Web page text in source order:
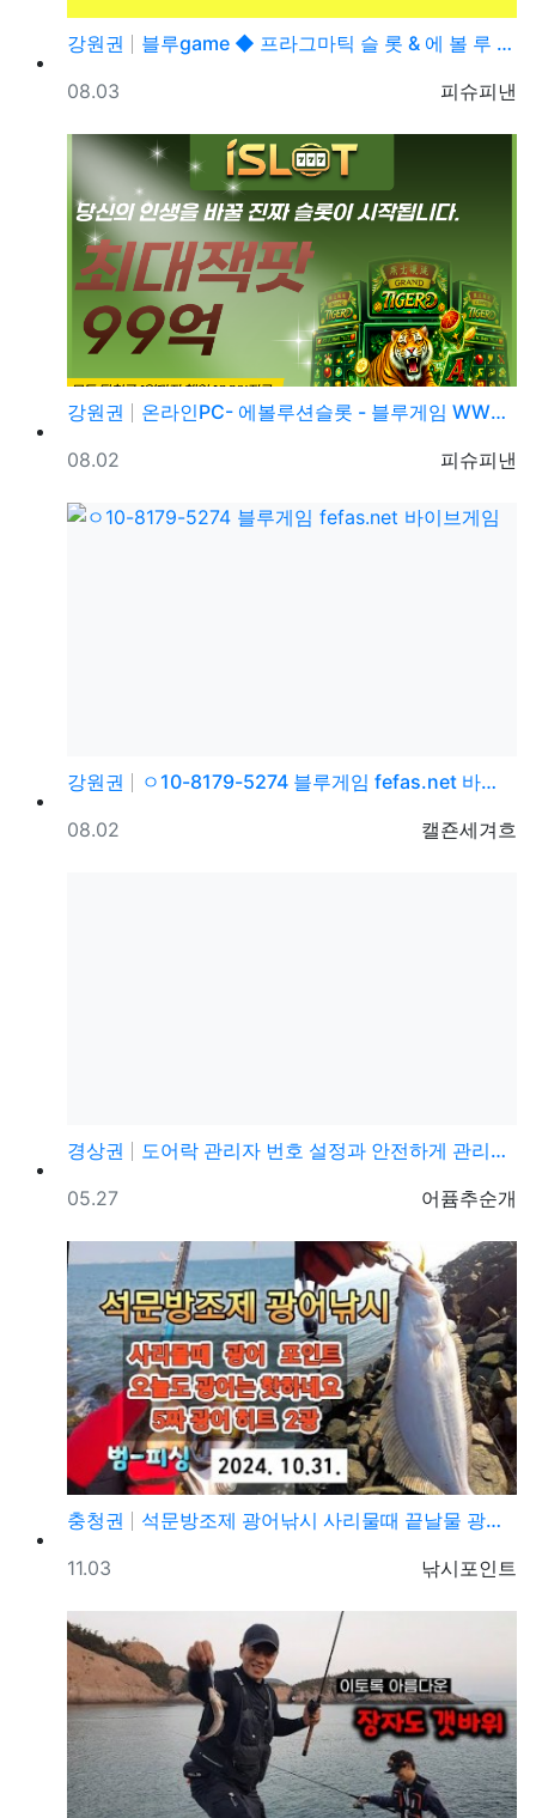
강원권
블루game ◆ 프라그마틱 슬 롯 & 에 볼 루 션 ◆…
등록자
피슈피낸
등록일
08.03
강원권
온라인PC- 에볼루션슬롯 - 블루게임 WWW.fefas…
등록자
피슈피낸
등록일
08.02
강원권
ㅇ10-8179-5274 블루게임 fefas.net 바…
등록자
캘죤세겨흐
등록일
08.02
경상권
도어락 관리자 번호 설정과 안전하게 관리하는 방법
등록자
어퓸추순개
등록일
05.27
충청권
석문방조제 광어낚시 사리물때 끝날물 광어포인트 추천
등록자
낚시포인트
등록일
11.03